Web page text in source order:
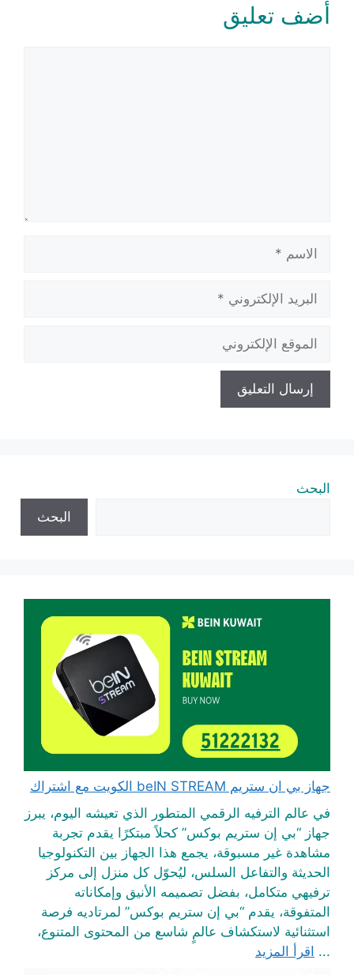
أضف تعليق
الإلكتروني
الإلكتروني
البحث
البحث
جهاز بي ان ستريم beIN STREAM الكويت مع اشتراك
في عالم الترفيه الرقمي المتطور الذي تعيشه اليوم، يبرز
جهاز “بي إن ستريم بوكس” كحلاً مبتكرًا يقدم تجربة
مشاهدة غير مسبوقة، يجمع هذا الجهاز بين التكنولوجيا
الحديثة والتفاعل السلس، ليُحوّل كل منزل إلى مركز
ترفيهي متكامل، بفضل تصميمه الأنيق وإمكاناته
المتفوقة، يقدم “بي إن ستريم بوكس” لمرتاديه فرصة
استثنائية لاستكشاف عالمٍ شاسع من المحتوى المتنوع،
... اقرأ المزيد